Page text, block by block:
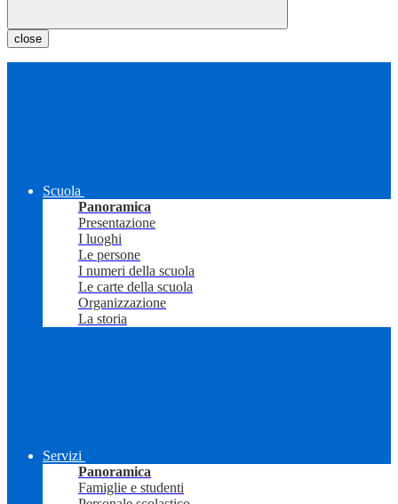
close
Scuola
Panoramica
Presentazione
I luoghi
Le persone
I numeri della scuola
Le carte della scuola
Organizzazione
La storia
Servizi
Panoramica
Famiglie e studenti